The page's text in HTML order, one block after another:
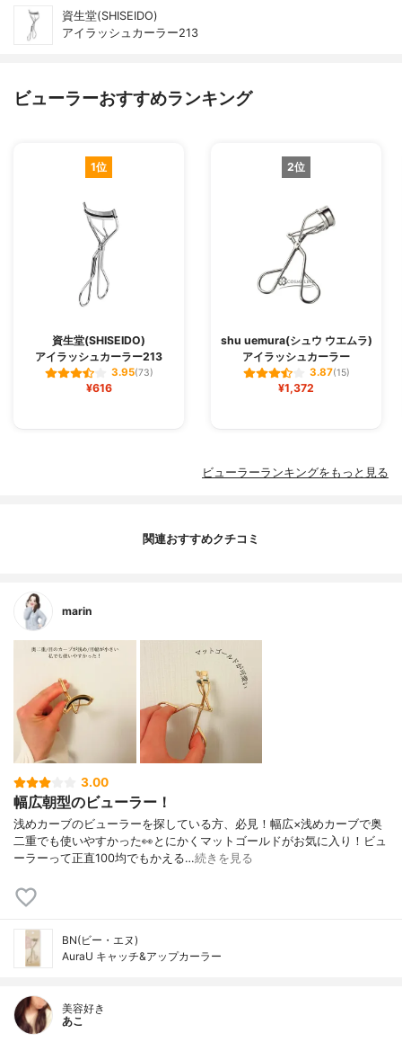
資生堂(SHISEIDO)
アイラッシュカーラー213
ビューラーおすすめランキング
1位
資生堂(SHISEIDO)
アイラッシュカーラー213
3.95(73)
¥616
2位
shu uemura(シュウ ウエムラ)
アイラッシュカーラー
3.87(15)
¥1,372
ビューラーランキングをもっと見る
関連おすすめクチコミ
marin
3.00
幅広朝型のビューラー！
浅めカーブのビューラーを探している方、必見！幅広×浅めカーブで奥
二重でも使いやすかった👀とにかくマットゴールドがお気に入り！ビュ
ーラーって正直100均でもかえる…続きを見る
BN(ビー・エヌ)
AuraU キャッチ&アップカーラー
美容好き
あこ